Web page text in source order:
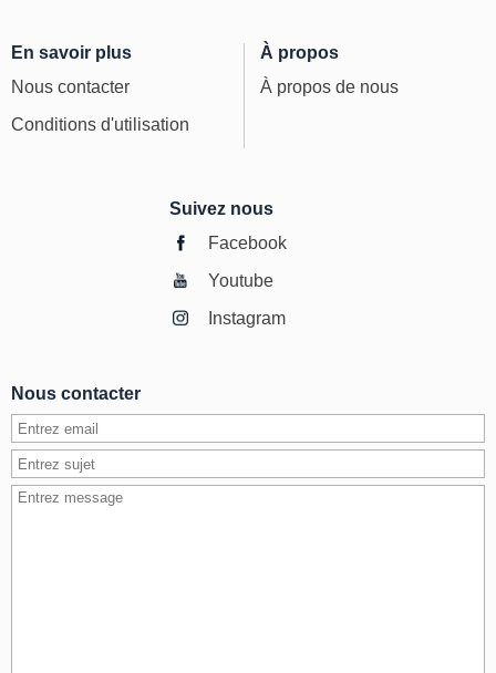
En savoir plus
Nous contacter
Conditions d'utilisation
À propos
À propos de nous
Suivez nous
Facebook
Youtube
Instagram
Nous contacter